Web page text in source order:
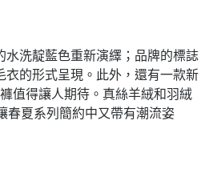
水洗靛藍色重新演繹；品牌的標誌
衣的形式呈現。此外，還有一款新
值得讓人期待。真絲羊絨和羽絨
春夏系列簡約中又帶有潮流姿